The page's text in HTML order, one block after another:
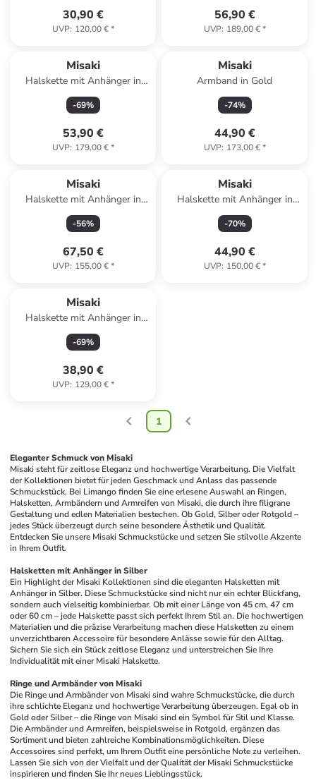
30,90 €
UVP: 120,00 €*
56,90 €
UVP: 189,00 €*
Misaki
Halskette mit Anhänger in
Silber – (L)80cm
-69%
53,90 €
UVP: 179,00 €*
Misaki
Armband in Gold
-74%
44,90 €
UVP: 173,00 €*
Misaki
Halskette mit Anhänger in
Silber – (L)128cm
-56%
67,50 €
UVP: 155,00 €*
Misaki
Halskette mit Anhänger in
Gold – (L)61cm
-70%
44,90 €
UVP: 150,00 €*
Misaki
Halskette mit Anhänger in
Silber – (L)49cm
-69%
38,90 €
UVP: 129,00 €*
1
Eleganter Schmuck von Misaki
Misaki steht für zeitlose Eleganz und hochwertige Verarbeitung. Die Vielfalt
der Kollektionen bietet für jeden Geschmack und Anlass das passende
Schmuckstück. Bei Limango finden Sie eine erlesene Auswahl an Ringen,
Halsketten, Armbändern und Armreifen von Misaki, die durch ihre filigrane
Gestaltung und edlen Materialien bestechen. Ob Gold, Silber oder Rotgold –
jedes Stück überzeugt durch seine besondere Ästhetik und Qualität.
Entdecken Sie unsere Misaki Schmuckstücke und setzen Sie stilvolle Akzente
in Ihrem Outfit.
Halsketten mit Anhänger in Silber
Ein Highlight der Misaki Kollektionen sind die eleganten Halsketten mit
Anhänger in Silber. Diese Schmuckstücke sind nicht nur ein echter Blickfang,
sondern auch vielseitig kombinierbar. Ob mit einer Länge von 45 cm, 47 cm
oder 60 cm – jede Halskette passt sich perfekt Ihrem Stil an. Die hochwertigen
Materialien und die präzise Verarbeitung machen diese Halsketten zu einem
unverzichtbaren Accessoire für besondere Anlässe sowie für den Alltag.
Sichern Sie sich ein Stück zeitlose Eleganz und unterstreichen Sie Ihre
Individualität mit einer Misaki Halskette.
Ringe und Armbänder von Misaki
Die Ringe und Armbänder von Misaki sind wahre Schmuckstücke, die durch
ihre schlichte Eleganz und hochwertige Verarbeitung überzeugen. Egal ob in
Gold oder Silber – die Ringe von Misaki sind ein Symbol für Stil und Klasse.
Die Armbänder und Armreifen, beispielsweise in Rotgold, ergänzen das
Sortiment und bieten zahlreiche Kombinationsmöglichkeiten. Diese
Accessoires sind perfekt, um Ihrem Outfit eine persönliche Note zu verleihen.
Lassen Sie sich von der Vielfalt und der Qualität der Misaki Schmuckstücke
inspirieren und finden Sie Ihr neues Lieblingsstück.